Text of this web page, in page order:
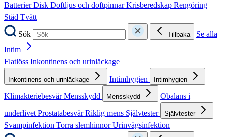
BatterierDisk Doftljus och doftpinnarKrisberedskap Rengöring
Städ Tvätt
Sök
Tillbaka
Se alla
Intim
Flatlöss Inkontinens och urinläckage
Inkontinens och urinläckage Intimhygien Intimhygien
KlimakteriebesvärMensskydd Mensskydd
Obalans i
underlivetProstatabesvärRiklig mens Självtester Självtester
Svampinfektion Torra slemhinnorUrinvägsinfektion